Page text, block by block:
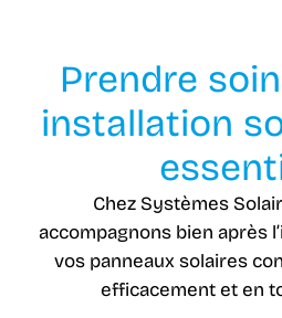
Prendre
installation
Chez Systèmes
accompagnons bien après
vos panneaux solaires
efficacement et en